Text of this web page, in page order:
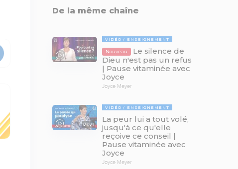
De la même chaîne
10:37
VIDÉO ENSEIGNEMENT
Nouveau
Le silence de
Dieu n'est pas un refus
| Pause vitaminée avec
Joyce
Joyce Meyer
04:04
VIDÉO ENSEIGNEMENT
La peur lui a tout volé,
jusqu'à ce qu'elle
reçoive ce conseil |
Pause vitaminée avec
Joyce
Joyce Meyer